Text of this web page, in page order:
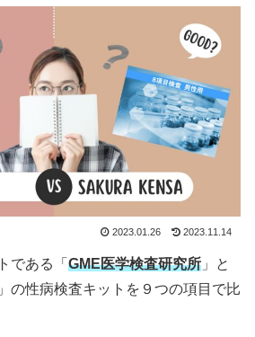
2023.01.26 2023.11.14
である「 GME医学検査研究所 」と
」の性病検査キットを９つの項目で比